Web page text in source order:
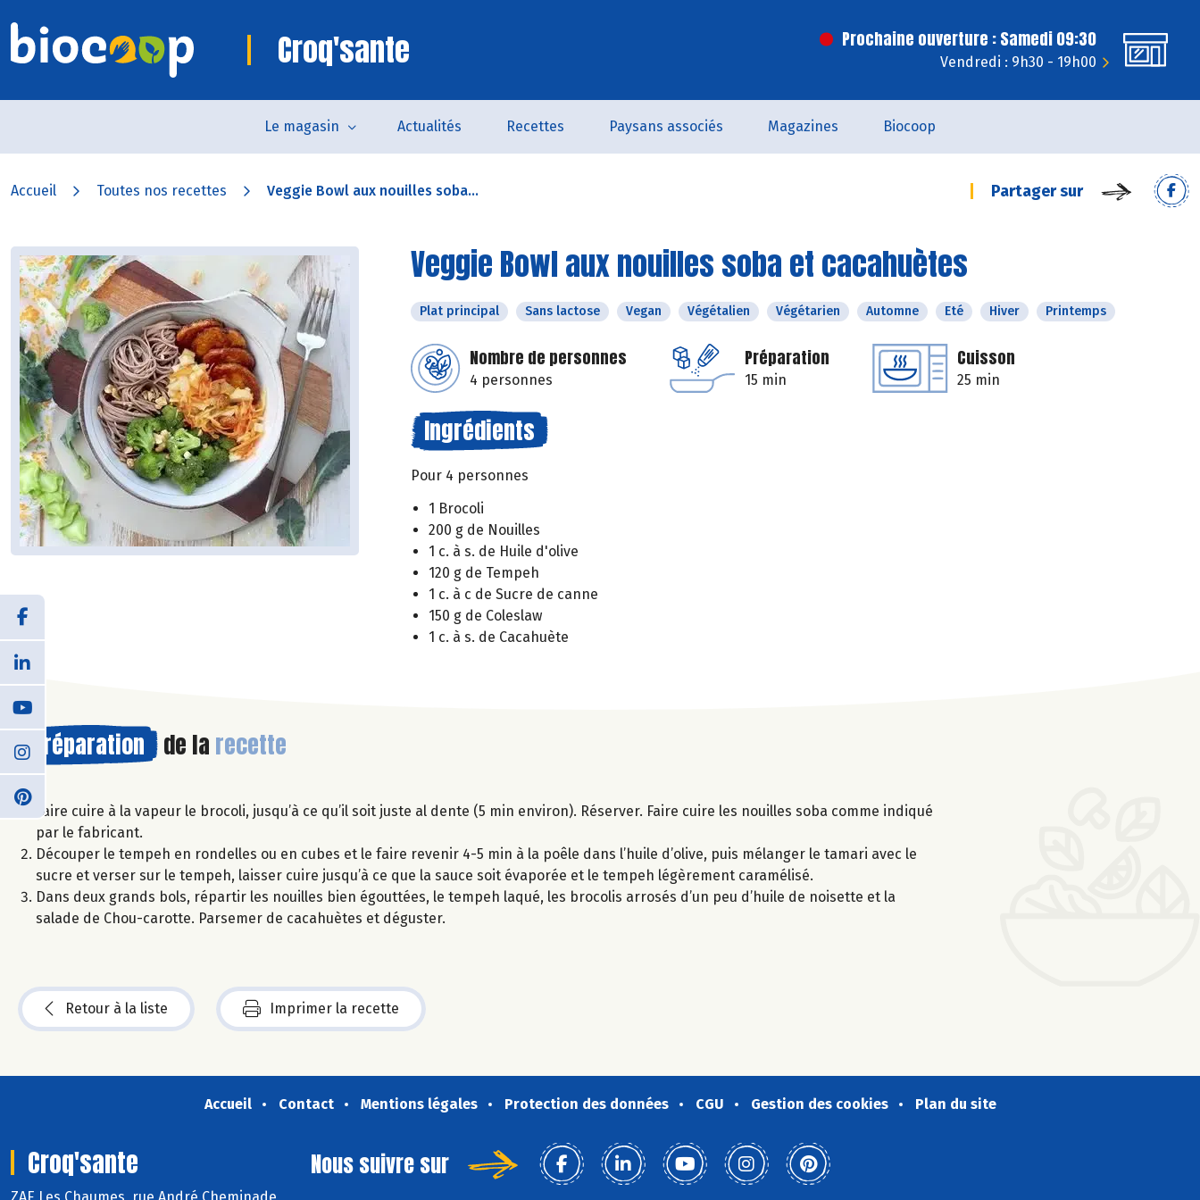
Croq'sante Prochaine ouverture : Samedi 09:30
Vendredi : 9h30 - 19h00
Le magasin Actualités Recettes Paysans associés Magazines Biocoop
Accueil Toutes nos recettes Veggie Bowl aux nouilles soba... Partager sur
Veggie Bowl aux nouilles soba et cacahuètes
Plat principal Sans lactose Vegan Végétalien Végétarien Automne Eté Hiver Printemps
Nombre de personnes
4 personnes
Préparation
15 min
Cuisson
25 min
Ingrédients
Pour 4 personnes
1 Brocoli
200 g de Nouilles
1 c. à s. de Huile d'olive
120 g de Tempeh
1 c. à c de Sucre de canne
150 g de Coleslaw
1 c. à s. de Cacahuète
Préparation de la recette
Faire cuire à la vapeur le brocoli, jusqu’à ce qu’il soit juste al dente (5 min environ). Réserver. Faire cuire les nouilles soba comme indiqué
par le fabricant.
Découper le tempeh en rondelles ou en cubes et le faire revenir 4-5 min à la poêle dans l’huile d’olive, puis mélanger le tamari avec le
sucre et verser sur le tempeh, laisser cuire jusqu’à ce que la sauce soit évaporée et le tempeh légèrement caramélisé.
Dans deux grands bols, répartir les nouilles bien égouttées, le tempeh laqué, les brocolis arrosés d’un peu d’huile de noisette et la
salade de Chou-carotte. Parsemer de cacahuètes et déguster.
Retour à la liste Imprimer la recette
Accueil Contact Mentions légales Protection des données CGU Gestion des cookies Plan du site
Croq'sante
ZAE Les Chaumes, rue André Cheminade
Nous suivre sur